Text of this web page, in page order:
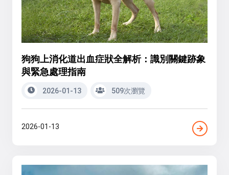
狗狗上消化道出血症狀全解析：識別關鍵跡象
與緊急處理指南
2026-01-13 509次瀏覽
2026-01-13